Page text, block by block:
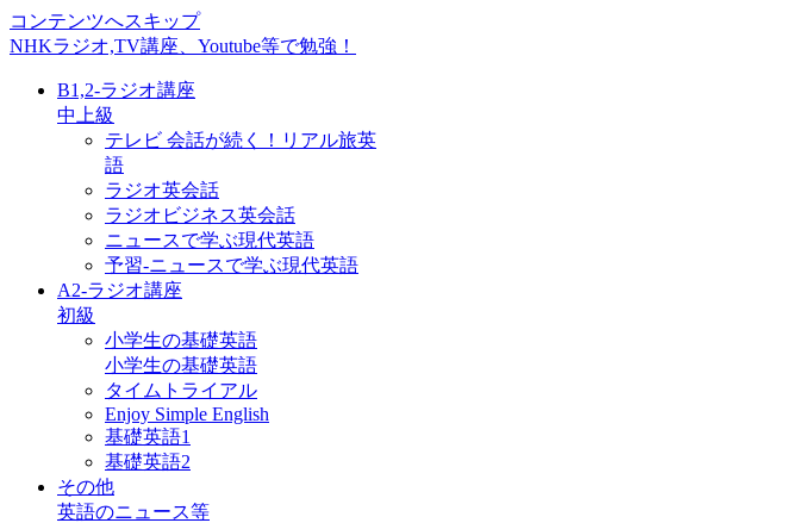
コンテンツへスキップ
NHKラジオ,TV講座、Youtube等で勉強！
B1,2-ラジオ講座
中上級
テレビ 会話が続く！リアル旅英
語
ラジオ英会話
ラジオビジネス英会話
ニュースで学ぶ現代英語
予習-ニュースで学ぶ現代英語
A2-ラジオ講座
初級
小学生の基礎英語
小学生の基礎英語
タイムトライアル
Enjoy Simple English
基礎英語1
基礎英語2
その他
英語のニュース等